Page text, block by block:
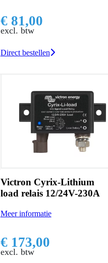
€ 81,00
excl. btw
Direct bestellen
Victron Cyrix-Lithium
load relais 12/24V-230A
Meer informatie
€ 173,00
excl. btw